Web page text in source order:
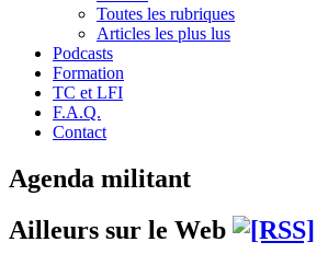
Toutes les rubriques
Articles les plus lus
Podcasts
Formation
TC et LFI
F.A.Q.
Contact
Agenda militant
Ailleurs sur le Web